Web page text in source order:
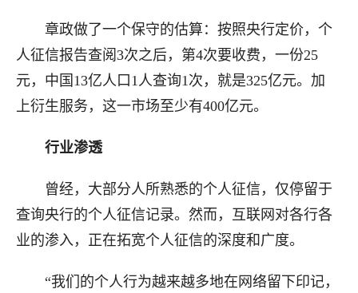
章政做了一个保守的估算：按照央行定价，个
人征信报告查阅3次之后，第4次要收费，一份25
元，中国13亿人口1人查询1次，就是325亿元。加
上衍生服务，这一市场至少有400亿元。
行业渗透
曾经，大部分人所熟悉的个人征信，仅停留于
查询央行的个人征信记录。然而，互联网对各行各
业的渗入，正在拓宽个人征信的深度和广度。
“我们的个人行为越来越多地在网络留下印记，